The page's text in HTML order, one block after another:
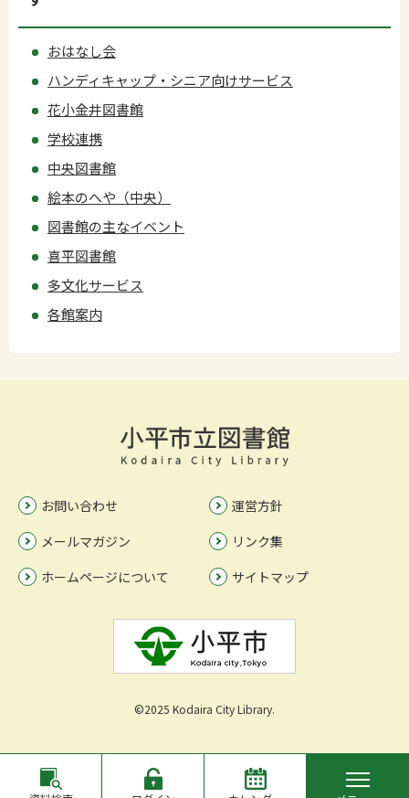
おはなし会
ハンディキャップ・シニア向けサービス
花小金井図書館
学校連携
中央図書館
絵本のへや（中央）
図書館の主なイベント
喜平図書館
多文化サービス
各館案内
お問い合わせ
運営方針
メールマガジン
リンク集
ホームページについて
サイトマップ
©2025 Kodaira City Library.